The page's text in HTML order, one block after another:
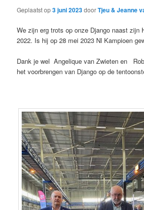
Geplaatst op3 juni 2023doorTjeu & Jeanne
We zijn erg trots op onze Django naast zijn
2022. Is hij op 28 mei 2023 Nl Kampioen
Dank je wel Angelique van Zwieten en
het voorbrengen van Django op de